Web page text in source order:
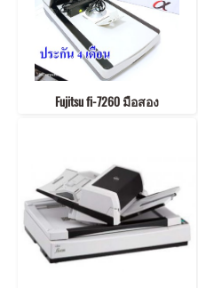
Fujitsu fi-7260 มือสอง